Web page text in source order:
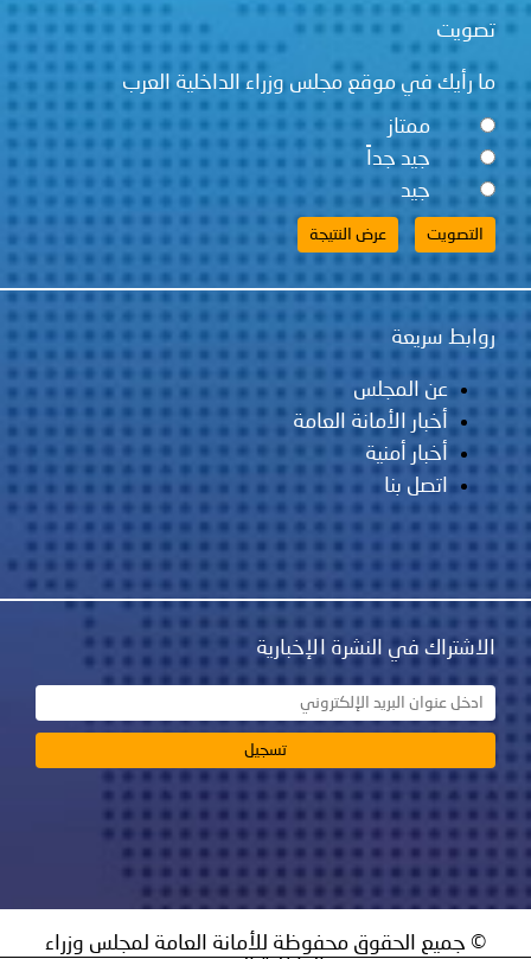
تصويت
ما رأيك في موقع مجلس وزراء الداخلية العرب
ممتاز
جيد جداً
جيد
روابط سريعة
عن المجلس
أخبار الأمانة العامة
أخبار أمنية
اتصل بنا
الاشتراك في النشرة الإخبارية
© جميع الحقوق محفوظة للأمانة العامة لمجلس وزراء